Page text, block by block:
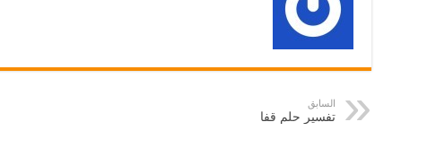
السابق
تفسير حلم قفا